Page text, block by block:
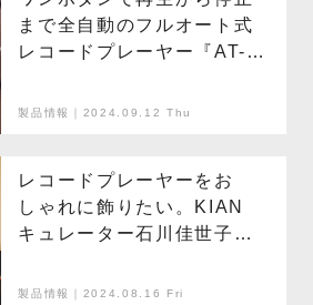
まで全自動のフルオート式
レコードプレーヤー『AT-
製品情報｜2024.09.12 Thu
レコードプレーヤーをお
しゃれに飾りたい。KIAN
キュレーター石川佳世子の
飾り方〉を観察してみた
製品情報｜2024.08.16 Fri